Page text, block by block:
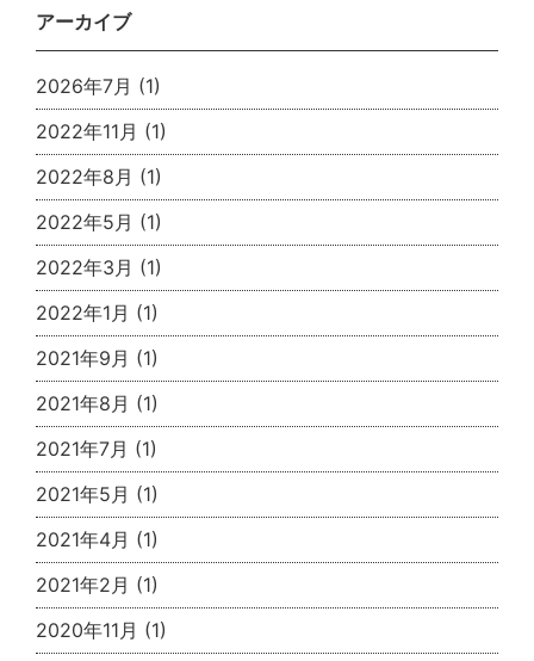
アーカイブ
2026年7月 (1)
2022年11月 (1)
2022年8月 (1)
2022年5月 (1)
2022年3月 (1)
2022年1月 (1)
2021年9月 (1)
2021年8月 (1)
2021年7月 (1)
2021年5月 (1)
2021年4月 (1)
2021年2月 (1)
2020年11月 (1)